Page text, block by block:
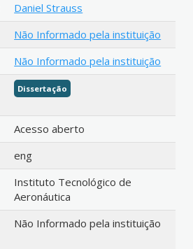
Daniel Strauss
Não Informado pela instituição
Não Informado pela instituição
Dissertação
Acesso aberto
eng
Instituto Tecnológico de
Aeronáutica
Não Informado pela instituição